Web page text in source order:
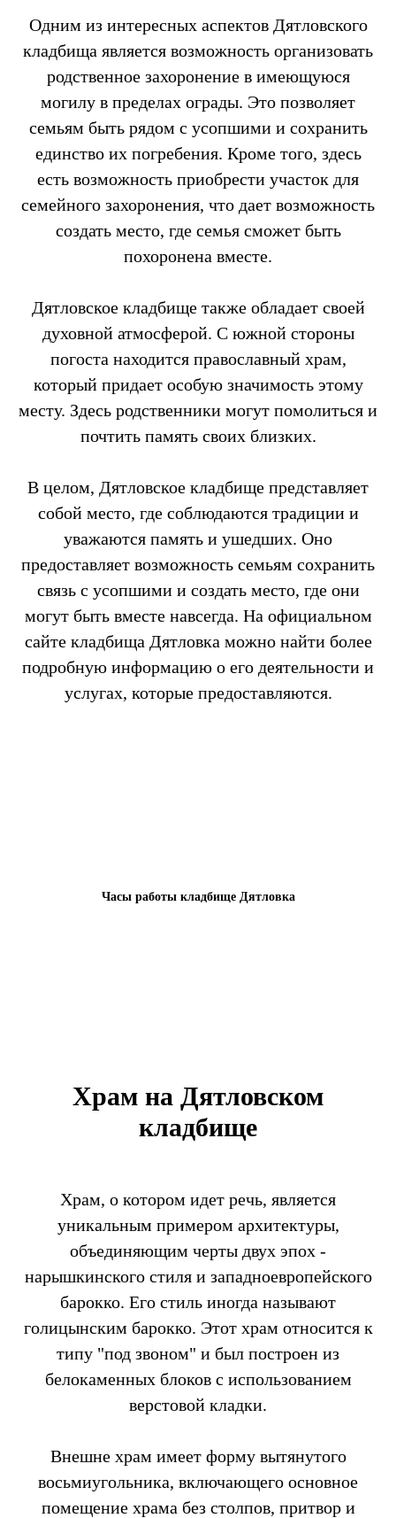
Одним из интересных аспектов Дятловского
кладбища является возможность организовать
родственное захоронение в имеющуюся
могилу в пределах ограды. Это позволяет
семьям быть рядом с усопшими и сохранить
единство их погребения. Кроме того, здесь
есть возможность приобрести участок для
семейного захоронения, что дает возможность
создать место, где семья сможет быть
похоронена вместе.
Дятловское кладбище также обладает своей
духовной атмосферой. С южной стороны
погоста находится православный храм,
который придает особую значимость этому
месту. Здесь родственники могут помолиться и
почтить память своих близких.
В целом, Дятловское кладбище представляет
собой место, где соблюдаются традиции и
уважаются память и ушедших. Оно
предоставляет возможность семьям сохранить
связь с усопшими и создать место, где они
могут быть вместе навсегда. На официальном
сайте кладбища Дятловка можно найти более
подробную информацию о его деятельности и
услугах, которые предоставляются.
Часы работы кладбище Дятловка
Храм на Дятловском
кладбище
Храм, о котором идет речь, является
уникальным примером архитектуры,
объединяющим черты двух эпох -
нарышкинского стиля и западноевропейского
барокко. Его стиль иногда называют
голицынским барокко. Этот храм относится к
типу "под звоном" и был построен из
белокаменных блоков с использованием
верстовой кладки.
Внешне храм имеет форму вытянутого
восьмиугольника, включающего основное
помещение храма без столпов, притвор и